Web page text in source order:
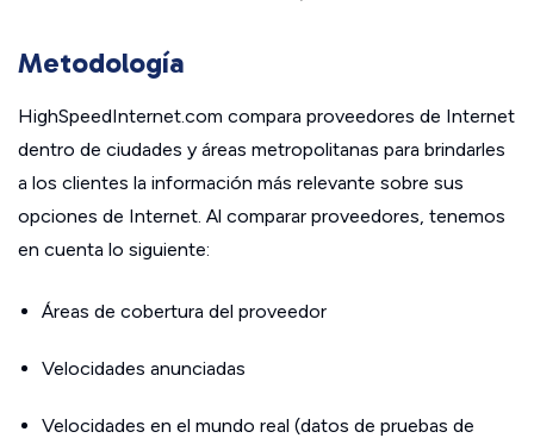
Metodología
HighSpeedInternet.com compara proveedores de Internet
dentro de ciudades y áreas metropolitanas para brindarles
a los clientes la información más relevante sobre sus
opciones de Internet. Al comparar proveedores, tenemos
en cuenta lo siguiente:
Áreas de cobertura del proveedor
Velocidades anunciadas
Velocidades en el mundo real (datos de pruebas de